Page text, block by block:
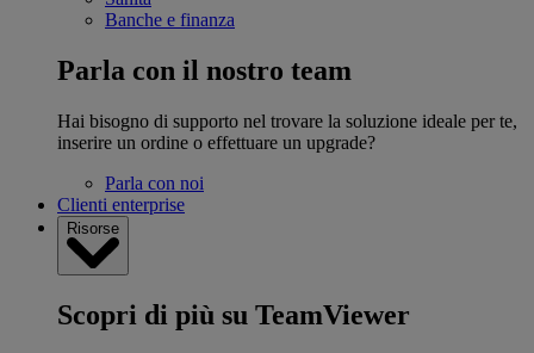
Banche e finanza
Parla con il nostro team
Hai bisogno di supporto nel trovare la soluzione ideale per te,
inserire un ordine o effettuare un upgrade?
Parla con noi
Clienti enterprise
Risorse
Scopri di più su TeamViewer